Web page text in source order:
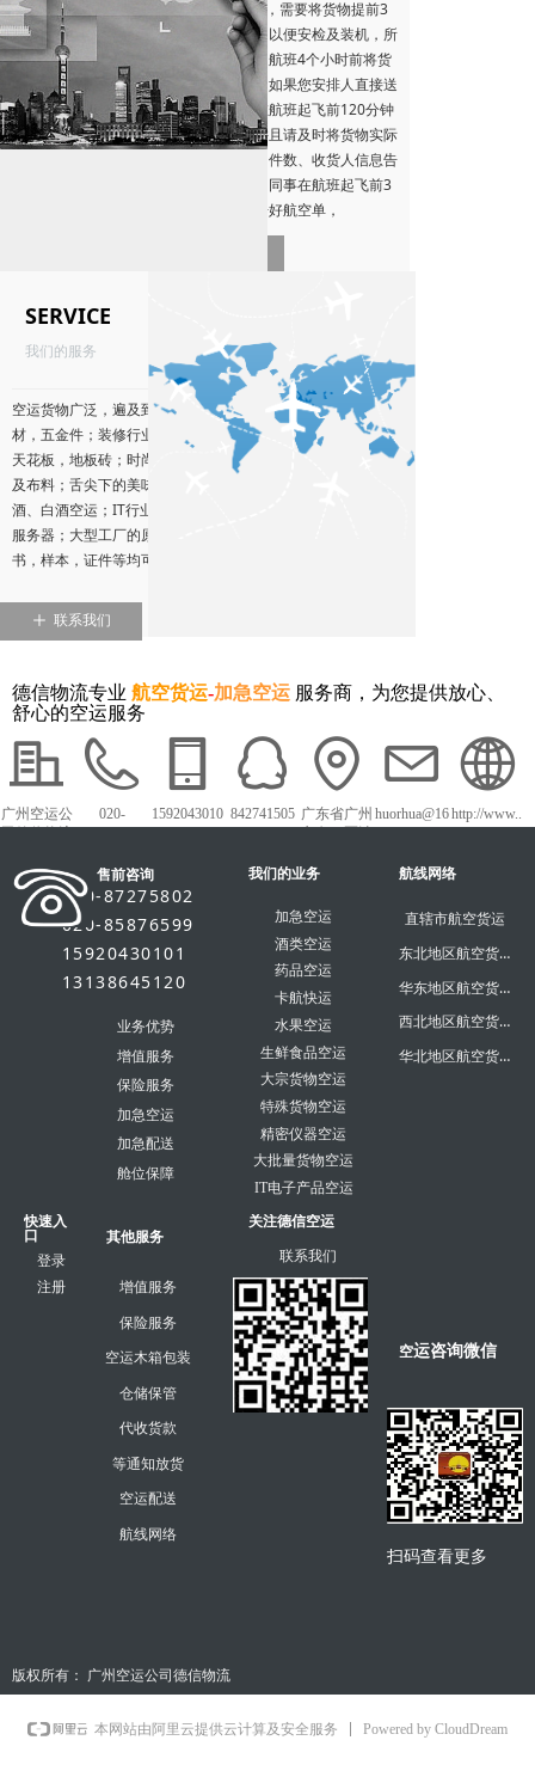
货物走空运的话，需要将货物提前3
个小时运抵机场，以便安检及装机，所
以请您提前在指定航班4个小时前将货
物送到我们公司，如果您安排人直接送
机场，请您一定在航班起飞前120分钟
前赶到安检口，并且请及时将货物实际
重量、货物品名、件数、收货人信息告
知我们，以便我们同事在航班起飞前3
个小时订舱并且开好航空单，
空运货物广泛，遍及到家具行业的板
材，五金件；装修行业的灯具，铝材，
天花板，地板砖；时尚潮流的成衣服装
及布料；舌尖下的美味海鲜、水果及红
酒、白酒空运；IT行业的硬盘、主板、
服务器；大型工厂的原配件；汽配，标
书，样本，证件等均可空运。
SERVICE
我们的服务
ꄸ 联系我们
加急空运
酒类空运
药品空运
卡航快运
水果空运
生鲜食品空运
大宗货物空运
特殊货物空运
精密仪器空运
大批量货物空运
IT电子产品空运
我们的业务
直辖市航空货运
东北地区航空货运
华东地区航空货运
西北地区航空货运
华北地区航空货运
航线网络
登录
注册
快速入
口
增值服务
保险服务
空运木箱包装
仓储保管
代收货款
等通知放货
空运配送
航线网络
其他服务
联系我们
关注德信空运
业务优势
增值服务
保险服务
加急空运
加急配送
舱位保障
售前咨询
020-87275802
020-85876599
15920430101
13138645120
扫码查看更多
空运咨询微信
版权所有： 广州空运公司德信物流
广州空运公
020-
1592043010 842741505 广东省广州
号白云农批
huorhua@16http://www..
德信物流专业 航空货运-加急空运 服务商，为您提供放心、
舒心的空运服务
本网站由阿里云提供云计算及安全服务 Powered by CloudDream